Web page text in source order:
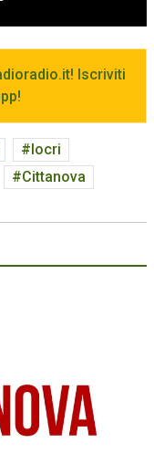
Iscriviti
locri
Cittanova